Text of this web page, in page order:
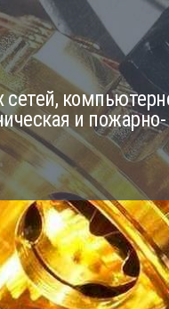
и пожарно-